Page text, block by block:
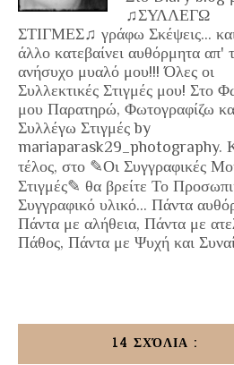
♫ΣΥΛΛΕΓΩ
ΣΤΙΓΜΕΣ♫ γράφω Σκέψεις...
άλλο κατεβαίνει αυθόρμητα απ'
ανήσυχο μυαλό μου!!! Όλες οι
Συλλεκτικές Στιγμές μου! Στο
μου Παρατηρώ, Φωτογραφίζω
Συλλέγω Στιγμές by
mariaparask29_photography.
τέλος, στο ✎Οι Συγγραφικές
Στιγμές✎ θα βρείτε Το
Συγγραφικό υλικό... Πάντα
Πάντα με αλήθεια, Πάντα με
Πάθος, Πάντα με Ψυχή και
14 ΣΧΌΛΙΑ :